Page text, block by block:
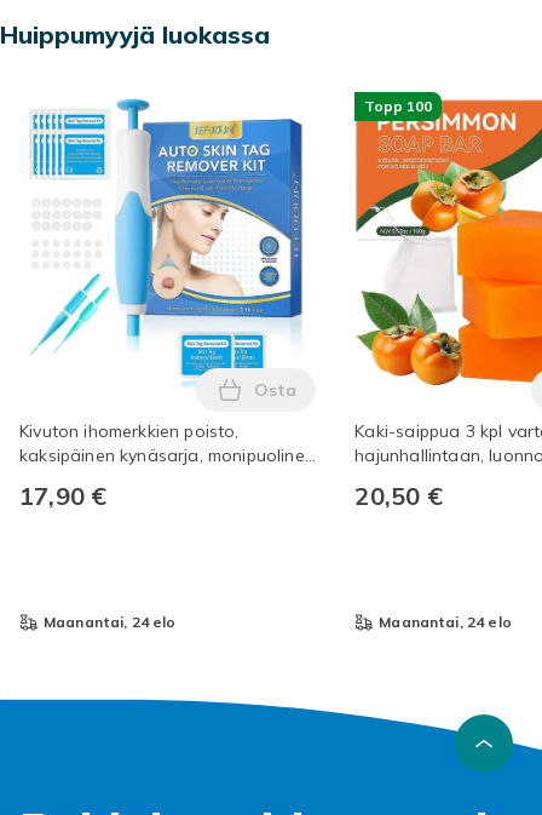
Huippumyyjä luokassa
Kivuton ihomerkkien poisto,
kaksipäinen kynäsarja, monipuolinen
ja tehokas kasvoille ja vartalolle
17,90 €
Lisää Kivuton ihomerkkien
Osta
maanantai, 24 elo
Topp 100
Kaki-saippua 3 kpl
hajunhallintaan,
puhdistusaine
20,50 €
maanantai, 24 elo